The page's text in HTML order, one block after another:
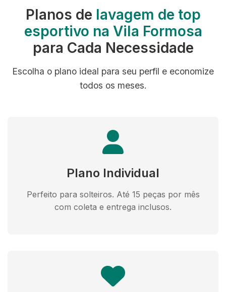
Planos de lavagem de top
esportivo na Vila Formosa
para Cada Necessidade
Escolha o plano ideal para seu perfil e economize
todos os meses.
Plano Individual
Perfeito para solteiros. Até 15 peças por mês
com coleta e entrega inclusos.